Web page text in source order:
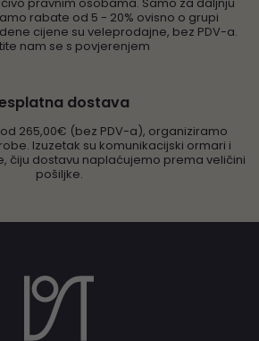
rabate od 5 - 20% ovisno o grupi
cijene su veleprodajne, bez PDV-a.
nam se s povjerenjem
dostava
265,00€ (bez PDV-a), organiziramo
Izuzetak su komunikacijski ormari i
čiju dostavu naplaćujemo prema veličini
pošiljke.